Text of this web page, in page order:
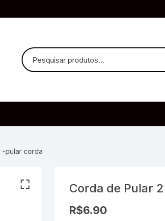
Microfone
-pular corda
Corda de Pular
R$6.90